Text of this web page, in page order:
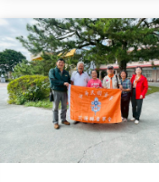
拜會光復國小